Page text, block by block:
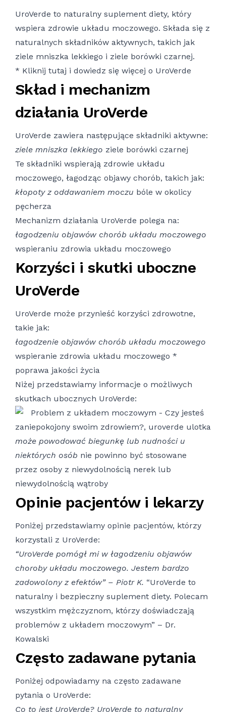
UroVerde to naturalny suplement diety, który
wspiera zdrowie układu moczowego. Składa się z
naturalnych składników aktywnych, takich jak
ziele mniszka lekkiego i ziele borówki czarnej.
* Kliknij tutaj i dowiedz się więcej o UroVerde
Skład i mechanizm
działania UroVerde
UroVerde zawiera następujące składniki aktywne:
ziele mniszka lekkiego ziele borówki czarnej
Te składniki wspierają zdrowie układu
moczowego, łagodząc objawy chorób, takich jak:
kłopoty z oddawaniem moczu bóle w okolicy
pęcherza
Mechanizm działania UroVerde polega na:
łagodzeniu objawów chorób układu moczowego
wspieraniu zdrowia układu moczowego
Korzyści i skutki uboczne
UroVerde
UroVerde może przynieść korzyści zdrowotne,
takie jak:
łagodzenie objawów chorób układu moczowego
wspieranie zdrowia układu moczowego *
poprawa jakości życia
Niżej przedstawiamy informacje o możliwych
skutkach ubocznych UroVerde:
może powodować biegunkę lub nudności u
niektórych osób nie powinno być stosowane
przez osoby z niewydolnością nerek lub
niewydolnością wątroby
Opinie pacjentów i lekarzy
Poniżej przedstawiamy opinie pacjentów, którzy
korzystali z UroVerde:
“UroVerde pomógł mi w łagodzeniu objawów
choroby układu moczowego. Jestem bardzo
zadowolony z efektów” – Piotr K. “UroVerde to
naturalny i bezpieczny suplement diety. Polecam
wszystkim mężczyznom, którzy doświadczają
problemów z układem moczowym” – Dr.
Kowalski
Często zadawane pytania
Poniżej odpowiadamy na często zadawane
pytania o UroVerde:
Co to jest UroVerde? UroVerde to naturalny